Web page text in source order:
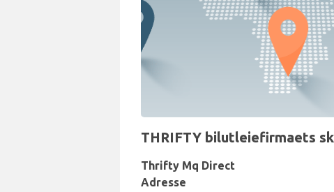
THRIFTY bilutleiefirmaets
Thrifty Mq Direct
Adresse